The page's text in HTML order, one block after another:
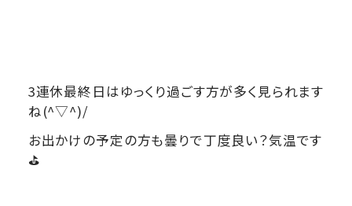
3連休最終日はゆっくり過ごす方が多く見られます
ね(^▽^)/
お出かけの予定の方も曇りで丁度良い？気温です
⛳